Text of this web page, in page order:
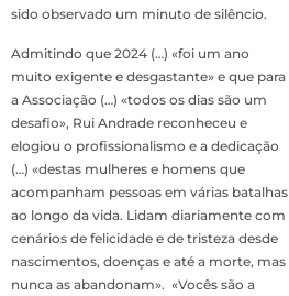
sido observado um minuto de silêncio.
Admitindo que 2024 (…) «foi um ano
muito exigente e desgastante» e que para
a Associação (…) «todos os dias são um
desafio», Rui Andrade reconheceu e
elogiou o profissionalismo e a dedicação
(…) «destas mulheres e homens que
acompanham pessoas em várias batalhas
ao longo da vida. Lidam diariamente com
cenários de felicidade e de tristeza desde
nascimentos, doenças e até a morte, mas
nunca as abandonam». «Vocês são a